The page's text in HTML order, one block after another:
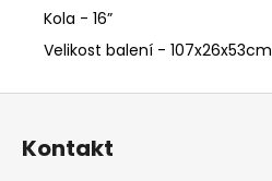
Kola - 16”
Velikost balení - 107x26x53cm
Z
Kontakt